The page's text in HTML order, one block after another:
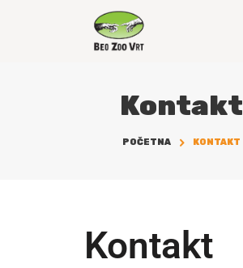
Kontakt
POČETNA KONTAKT
Kontakt